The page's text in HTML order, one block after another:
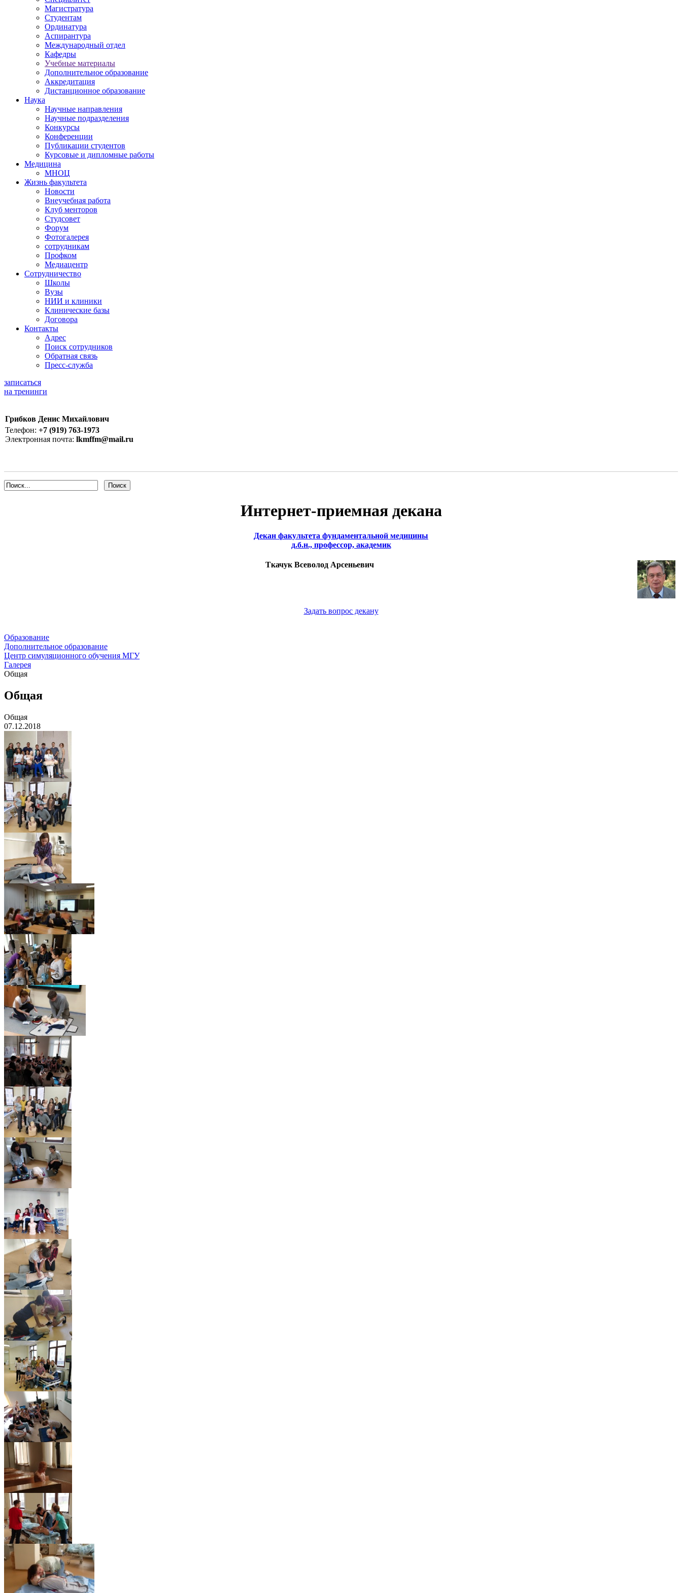
Магистратура
Студентам
Ординатура
Аспирантура
Международный отдел
Кафедры
Учебные материалы
Дополнительное образование
Аккредитация
Дистанционное образование
Наука
Научные направления
Научные подразделения
Конкурсы
Конференции
Публикации студентов
Курсовые и дипломные работы
Медицина
МНОЦ
Жизнь факультета
Новости
Внеучебная работа
Клуб менторов
Студсовет
Форум
Фотогалерея
сотрудникам
Профком
Медиацентр
Сотрудничество
Школы
Вузы
НИИ и клиники
Клинические базы
Договора
Контакты
Адрес
Поиск сотрудников
Обратная связь
Пресс-служба
записаться
на тренинги
Грибков Денис Михайлович
Телефон: +7 (919) 763-1973
Электронная почта: lkmffm@mail.ru
Интернет-приемная декана
Декан факультета фундаментальной медицины
д.б.н., профессор, академик
Ткачук Всеволод Арсеньевич
Задать вопрос декану
Образование
Дополнительное образование
Центр симуляционного обучения МГУ
Галерея
Общая
Общая
Общая
07.12.2018